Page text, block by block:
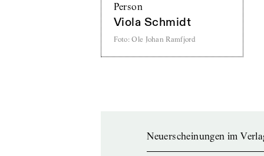
Person
Viola Schmidt
Foto: Ole Johan Ramfjord
Neuerscheinungen im